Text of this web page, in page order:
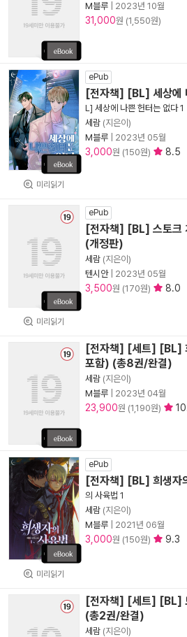
M블루 2023년 10월
31,000원 (1,550원)
미리읽기
ePub
[전자책] [BL] 세상에
L] 세상에 나쁜 헌터는 없다 1
세람 (지은이)
M블루
2023년 05월
3,000원 (150원) 8.5
미리읽기
ePub
[전자책] [BL] 스토
(개정판)
세람 (지은이)
텐시안| 2023년 05월
3,500원 (170원) 8.0
[전자책] [세트] [BL]
포함) (총8권/완결)
세람 (지은이)
M블루
2023년 04월
23,900원 (1,190원)
미리읽기
ePub
[전자책] [BL] 희생자
의 사육법 1
세람 (지은이)
M블루
2021년 06월
3,000원 (150원) 9.3
[전자책] [세트] [BL]
(총2권/완결)
세람 (지은이)